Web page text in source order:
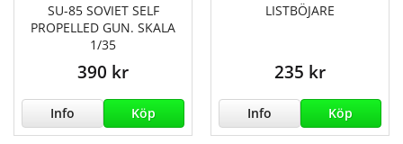
SU-85 SOVIET SELF
PROPELLED GUN. SKALA
1/35
390 kr
Info Köp
LISTBÖJARE
235 kr
Info Köp